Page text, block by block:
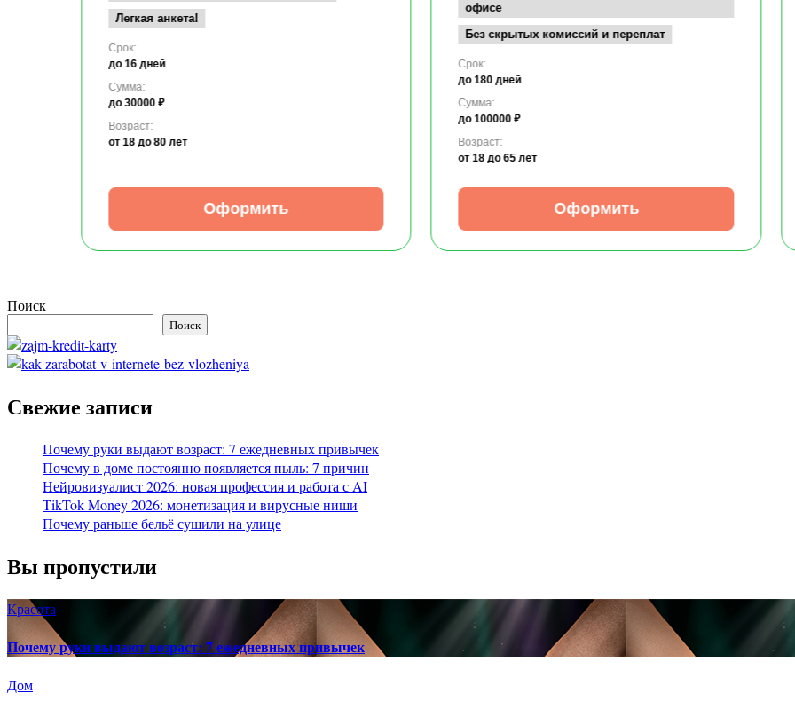
Легкая анкета!
Срок:
до 16 дней
Сумма:
до 30000 ₽
Возраст:
от 18 до 80 лет
Оформить
офисе
Без скрытых комиссий и переплат
Срок:
до 180 дней
Сумма:
до 100000 ₽
Возраст:
от 18 до 65 лет
Оформить
Поиск
Поиск
Свежие записи
Почему руки выдают возраст: 7 ежедневных привычек
Почему в доме постоянно появляется пыль: 7 причин
Нейровизуалист 2026: новая профессия и работа с AI
TikTok Money 2026: монетизация и вирусные ниши
Почему раньше бельё сушили на улице
Вы пропустили
Красота
Почему руки выдают возраст: 7 ежедневных привычек
Дом